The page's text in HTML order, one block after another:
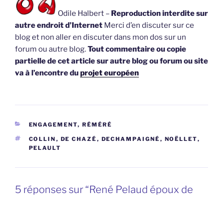
Odile Halbert – Reproduction interdite sur
autre endroit d’Internet Merci d’en discuter sur ce
blog et non aller en discuter dans mon dos sur un
forum ou autre blog.Tout commentaire ou copie
partielle de cet article sur autre blog ou forum ou site
va à l’encontre duprojet européen
CATÉGORIES
ENGAGEMENT, RÉMÉRÉ
ÉTIQUETTES
COLLIN , DE CHAZÉ , DECHAMPAIGNÉ , NOËLLET,
PELAULT
5 réponses sur “René Pelaud époux de